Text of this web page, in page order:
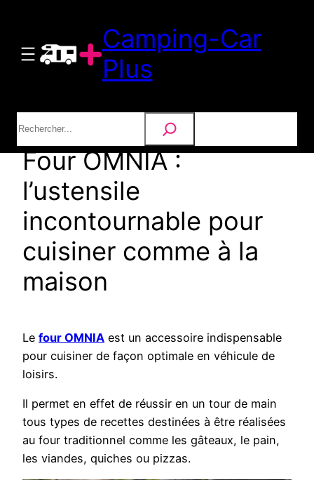
contenu
Camping-Car
Plus
Four OMNIA :
l’ustensile
incontournable pour
cuisiner comme à la
maison
Le four OMNIA est un accessoire indispensable
pour cuisiner de façon optimale en véhicule de
loisirs.
Il permet en effet de réussir en un tour de main
tous types de recettes destinées à être réalisées
au four traditionnel comme les gâteaux, le pain,
les viandes, quiches ou pizzas.